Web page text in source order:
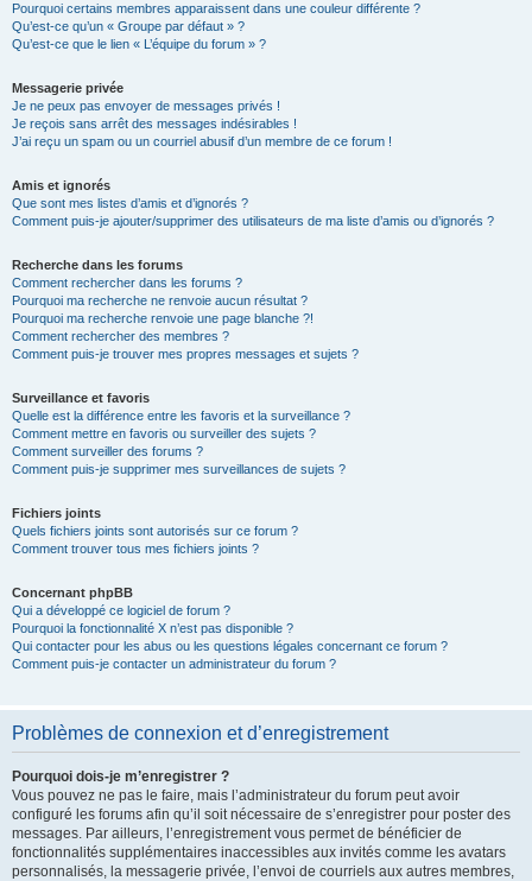
Pourquoi certains membres apparaissent dans une couleur différente ?
Qu’est-ce qu’un « Groupe par défaut » ?
Qu’est-ce que le lien « L’équipe du forum » ?
Messagerie privée
Je ne peux pas envoyer de messages privés !
Je reçois sans arrêt des messages indésirables !
J’ai reçu un spam ou un courriel abusif d’un membre de ce forum !
Amis et ignorés
Que sont mes listes d’amis et d’ignorés ?
Comment puis-je ajouter/supprimer des utilisateurs de ma liste d’amis ou d’ignorés ?
Recherche dans les forums
Comment rechercher dans les forums ?
Pourquoi ma recherche ne renvoie aucun résultat ?
Pourquoi ma recherche renvoie une page blanche ?!
Comment rechercher des membres ?
Comment puis-je trouver mes propres messages et sujets ?
Surveillance et favoris
Quelle est la différence entre les favoris et la surveillance ?
Comment mettre en favoris ou surveiller des sujets ?
Comment surveiller des forums ?
Comment puis-je supprimer mes surveillances de sujets ?
Fichiers joints
Quels fichiers joints sont autorisés sur ce forum ?
Comment trouver tous mes fichiers joints ?
Concernant phpBB
Qui a développé ce logiciel de forum ?
Pourquoi la fonctionnalité X n’est pas disponible ?
Qui contacter pour les abus ou les questions légales concernant ce forum ?
Comment puis-je contacter un administrateur du forum ?
Problèmes de connexion et d’enregistrement
Pourquoi dois-je m’enregistrer ?
Vous pouvez ne pas le faire, mais l’administrateur du forum peut avoir
configuré les forums afin qu’il soit nécessaire de s’enregistrer pour poster des
messages. Par ailleurs, l’enregistrement vous permet de bénéficier de
fonctionnalités supplémentaires inaccessibles aux invités comme les avatars
personnalisés, la messagerie privée, l’envoi de courriels aux autres membres,